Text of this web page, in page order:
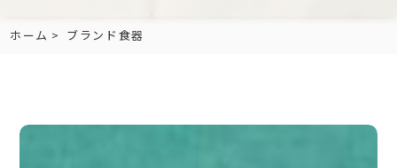
ホーム ブランド食器